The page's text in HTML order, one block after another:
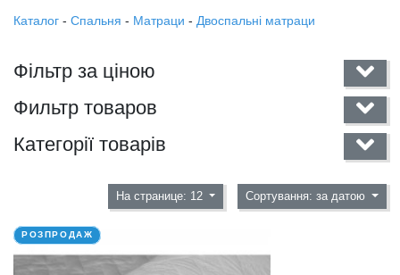
Каталог - Спальня - Матраци - Двоспальні матраци
Фільтр за ціною
Фильтр товаров
Категорії товарів
На странице: 12 Сортування: за датою
РОЗПРОДАЖ